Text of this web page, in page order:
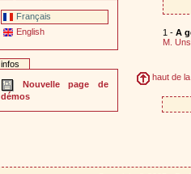
Français
English
infos
Nouvelle page de
démos
1 - A
M.
haut de